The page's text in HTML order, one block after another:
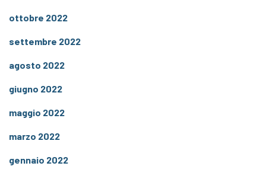
ottobre 2022
settembre 2022
agosto 2022
giugno 2022
maggio 2022
marzo 2022
gennaio 2022